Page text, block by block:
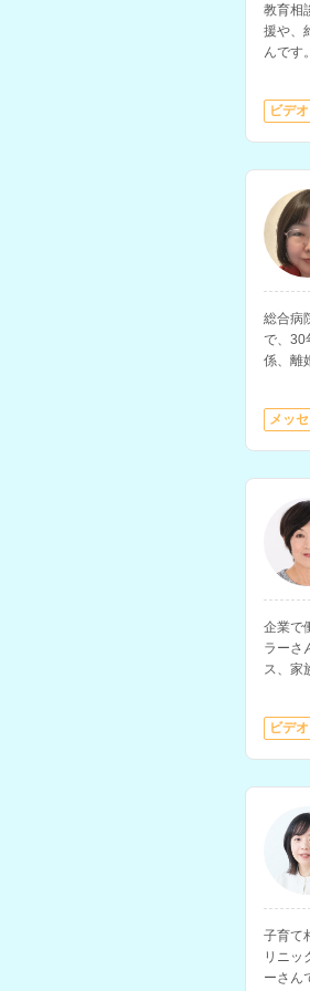
教育相
援や、
んです
愛、
ビデオ
総合病
で、30
係、離
メッ
企業で
ラーさ
ス、家
ビデオ
子育て
リニッ
ーさん